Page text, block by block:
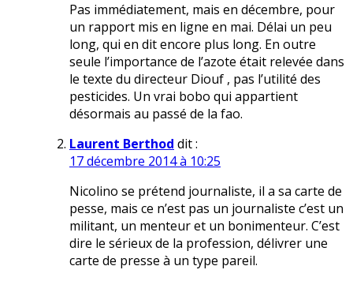
Pas immédiatement, mais en décembre, pour
un rapport mis en ligne en mai. Délai un peu
long, qui en dit encore plus long. En outre
seule l’importance de l’azote était relevée dans
le texte du directeur Diouf , pas l’utilité des
pesticides. Un vrai bobo qui appartient
désormais au passé de la fao.
Laurent Berthod dit :
17 décembre 2014 à 10:25
Nicolino se prétend journaliste, il a sa carte de
pesse, mais ce n’est pas un journaliste c’est un
militant, un menteur et un bonimenteur. C’est
dire le sérieux de la profession, délivrer une
carte de presse à un type pareil.